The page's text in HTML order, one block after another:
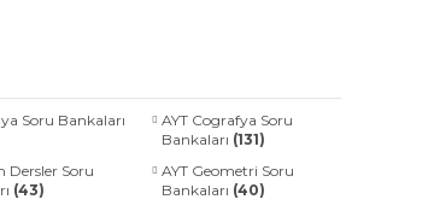
Soru Bankaları
AYT Cografya Soru
Bankaları (131)
Dersler Soru
(43)
AYT Geometri Soru
Bankaları (40)